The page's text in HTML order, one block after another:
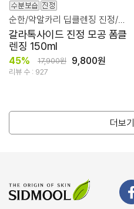
갈라톡사이드 진정 모공 폼클
렌징 150ml
45% 17,900원 9,800원
리뷰 수 : 927
더보기